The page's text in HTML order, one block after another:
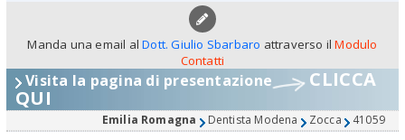
Manda una email alDott. Giulio Sbarbaro attraverso ilModulo
Contatti
Visita la pagina di presentazione CLICCA
QUI
Emilia Romagna Dentista Modena Zocca 41059